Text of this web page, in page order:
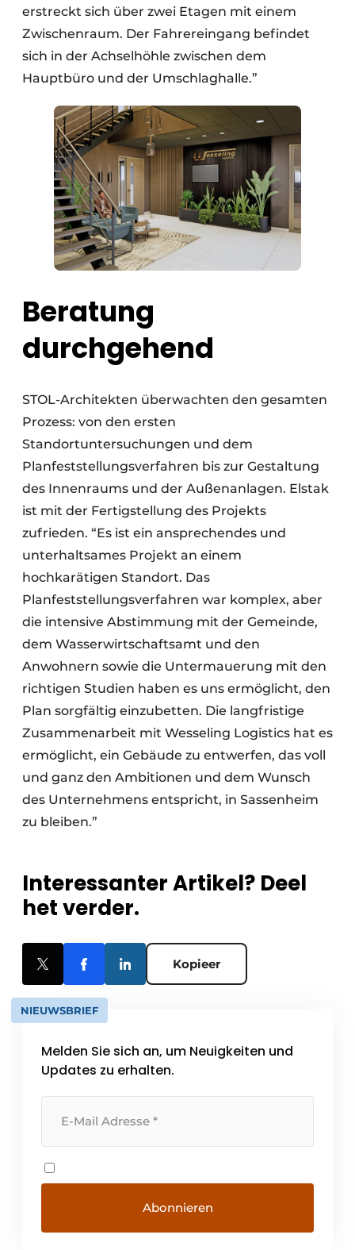
erstreckt sich über zwei Etagen mit einem
Zwischenraum. Der Fahrereingang befindet
sich in der Achselhöhle zwischen dem
Hauptbüro und der Umschlaghalle.”
Beratung
durchgehend
STOL-Architekten überwachten den gesamten
Prozess: von den ersten
Standortuntersuchungen und dem
Planfeststellungsverfahren bis zur Gestaltung
des Innenraums und der Außenanlagen. Elstak
ist mit der Fertigstellung des Projekts
zufrieden. “Es ist ein ansprechendes und
unterhaltsames Projekt an einem
hochkarätigen Standort. Das
Planfeststellungsverfahren war komplex, aber
die intensive Abstimmung mit der Gemeinde,
dem Wasserwirtschaftsamt und den
Anwohnern sowie die Untermauerung mit den
richtigen Studien haben es uns ermöglicht, den
Plan sorgfältig einzubetten. Die langfristige
Zusammenarbeit mit Wesseling Logistics hat es
ermöglicht, ein Gebäude zu entwerfen, das voll
und ganz den Ambitionen und dem Wunsch
des Unternehmens entspricht, in Sassenheim
zu bleiben.”
Interessanter Artikel? Deel
het verder.
Kopieer
NIEUWSBRIEF
Melden Sie sich an, um Neuigkeiten und
Updates zu erhalten.